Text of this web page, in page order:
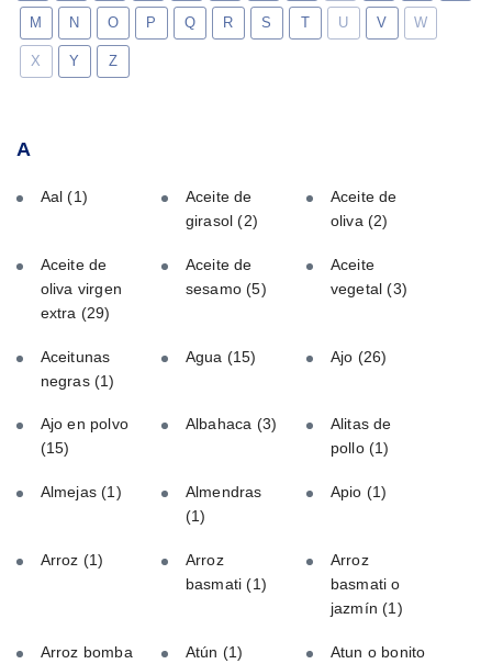
M N O P Q R S T U V W
X Y Z
A
Aal(1)
Aceite de
girasol(2)
Aceite de
oliva(2)
Aceite de
oliva virgen
extra (29)
Aceite de
sesamo(5)
Aceite
vegetal(3)
Aceitunas
negras (1)
Agua (15) Ajo (26)
Ajo en polvo
(15)
Albahaca (3)
Alitas de
pollo(1)
Almejas(1)
Almendras
(1)
Apio (1)
Arroz (1)
Arroz
basmati(1)
Arroz
basmati o
jazmín(1)
Arroz bomba
Atún (1)
Atun o bonito